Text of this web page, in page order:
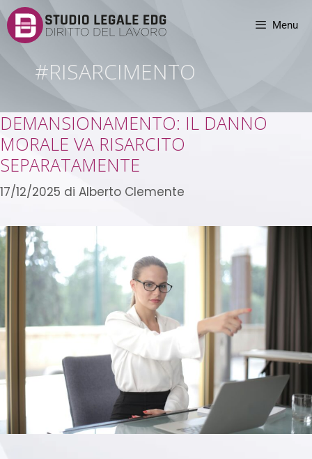
Menu
#RISARCIMENTO
DEMANSIONAMENTO: IL DANNO
MORALE VA RISARCITO
SEPARATAMENTE
17/12/2025 di Alberto Clemente